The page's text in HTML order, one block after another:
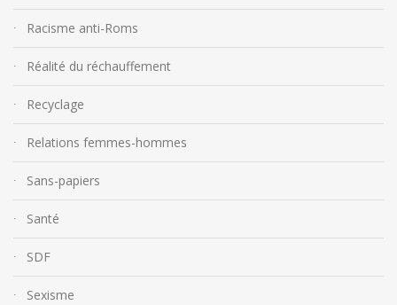
Racisme anti-Roms
Réalité du réchauffement
Recyclage
Relations femmes-hommes
Sans-papiers
Santé
SDF
Sexisme